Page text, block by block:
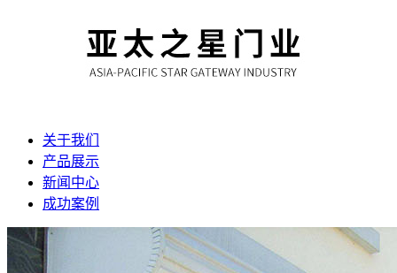
关于我们
产品展示
新闻中心
成功案例